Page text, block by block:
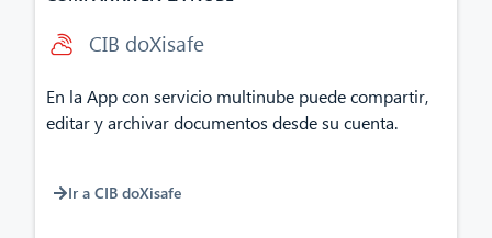
CIB doXisafe
En la App con servicio multinube puede compartir,
editar y archivar documentos desde su cuenta.
Ir a CIB doXisafe